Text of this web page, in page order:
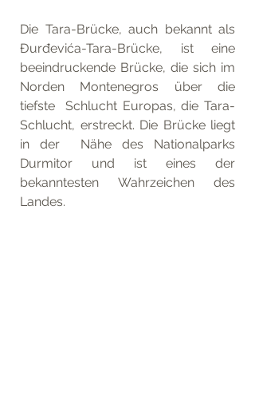
Die Tara-Brücke, auch bekannt als
Đurđevića-Tara-Brücke, ist eine
beeindruckende Brücke, die sich im
Norden Montenegros über die
tiefste  Schlucht Europas, die Tara-
Schlucht, erstreckt. Die Brücke liegt
in der  Nähe des Nationalparks
Durmitor und ist eines der
bekanntesten Wahrzeichen des
Landes.